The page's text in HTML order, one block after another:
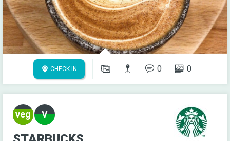
CHECK-IN 0 0